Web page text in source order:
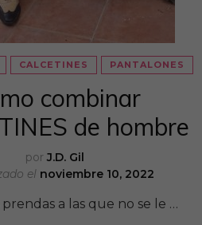
CALCETINES PANTALONES
combinar
de hombre
porJ.D. Gil
el noviembre 10, 2022
prendas a las que no se le …